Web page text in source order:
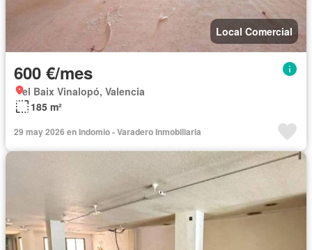
Local Comercial
600 €/mes
el Baix Vinalopó, Valencia
185 m²
29 may 2026 en Indomio - Varadero Inmobiliaria